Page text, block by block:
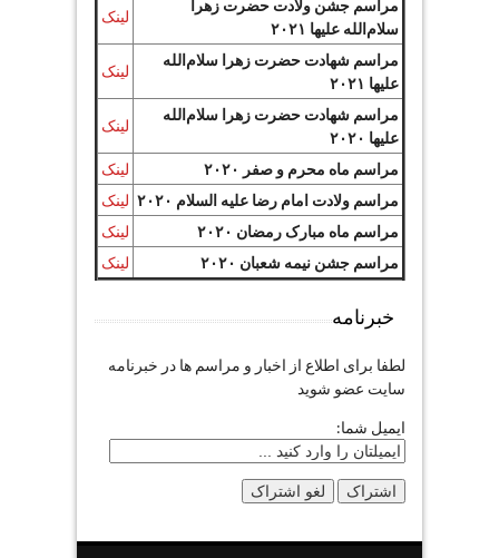
مراسم جشن ولادت حضرت زهرا
سلام‌الله علیها ۲۰۲۱
لینک
مراسم شهادت حضرت زهرا سلام‌الله
علیها ۲۰۲۱
لینک
مراسم شهادت حضرت زهرا سلام‌الله
علیها ۲۰۲۰
لینک
مراسم ماه محرم و صفر ۲۰۲۰
لینک
مراسم ولادت امام رضا علیه السلام ۲۰۲۰
لینک
مراسم ماه مبارک رمضان ۲۰۲۰
لینک
مراسم جشن نیمه شعبان ۲۰۲۰
لینک
خبرنامه
لطفا برای اطلاع از اخبار و مراسم ها در خبرنامه
سایت عضو شوید
ایمیل شما: